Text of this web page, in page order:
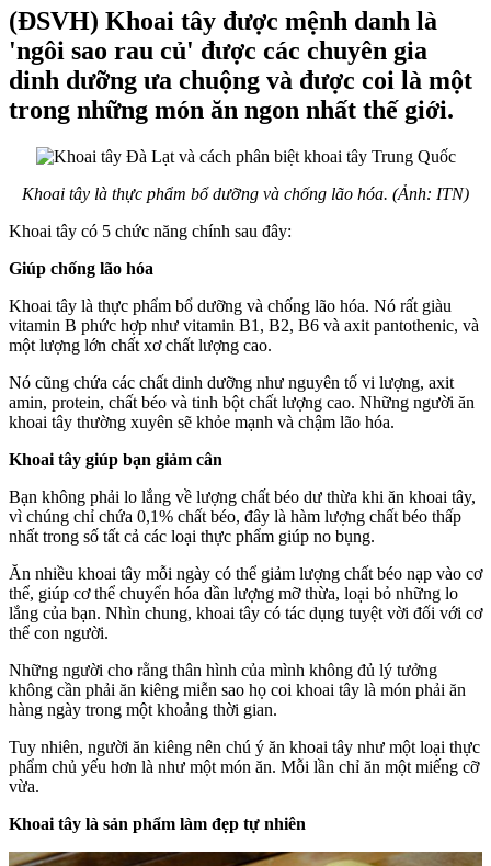
(ĐSVH) Khoai tây được mệnh danh là
'ngôi sao rau củ' được các chuyên gia
dinh dưỡng ưa chuộng và được coi là một
trong những món ăn ngon nhất thế giới.
Khoai tây là thực phẩm bổ dưỡng và chống lão hóa. (Ảnh: ITN)
Khoai tây có 5 chức năng chính sau đây:
Giúp chống lão hóa
Khoai tây là thực phẩm bổ dưỡng và chống lão hóa. Nó rất giàu
vitamin B phức hợp như vitamin B1, B2, B6 và axit pantothenic, và
một lượng lớn chất xơ chất lượng cao.
Nó cũng chứa các chất dinh dưỡng như nguyên tố vi lượng, axit
amin, protein, chất béo và tinh bột chất lượng cao. Những người ăn
khoai tây thường xuyên sẽ khỏe mạnh và chậm lão hóa.
Khoai tây giúp bạn giảm cân
Bạn không phải lo lắng về lượng chất béo dư thừa khi ăn khoai tây,
vì chúng chỉ chứa 0,1% chất béo, đây là hàm lượng chất béo thấp
nhất trong số tất cả các loại thực phẩm giúp no bụng.
Ăn nhiều khoai tây mỗi ngày có thể giảm lượng chất béo nạp vào cơ
thể, giúp cơ thể chuyển hóa dần lượng mỡ thừa, loại bỏ những lo
lắng của bạn. Nhìn chung, khoai tây có tác dụng tuyệt vời đối với cơ
thể con người.
Những người cho rằng thân hình của mình không đủ lý tưởng
không cần phải ăn kiêng miễn sao họ coi khoai tây là món phải ăn
hàng ngày trong một khoảng thời gian.
Tuy nhiên, người ăn kiêng nên chú ý ăn khoai tây như một loại thực
phẩm chủ yếu hơn là như một món ăn. Mỗi lần chỉ ăn một miếng cỡ
vừa.
Khoai tây là sản phẩm làm đẹp tự nhiên